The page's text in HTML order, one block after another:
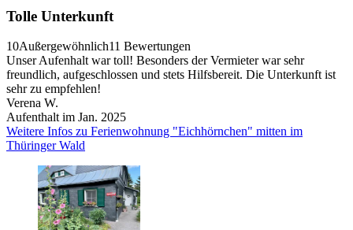
Tolle Unterkunft
10Außergewöhnlich11 Bewertungen
Unser Aufenhalt war toll! Besonders der Vermieter war sehr
freundlich, aufgeschlossen und stets Hilfsbereit. Die Unterkunft ist
sehr zu empfehlen!
Verena W.
Aufenthalt im Jan. 2025
Weitere Infos zu Ferienwohnung "Eichhörnchen" mitten im
Thüringer Wald